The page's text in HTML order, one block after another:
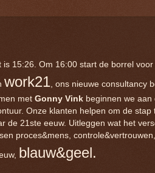
is 15:26. Om 16:00 start de borrel
work21 , ons nieuwe consultancy
met Gonny Vink beginnen we aan
Onze klanten helpen om de stap
de 21ste eeuw. Uitleggen wat het
proces&mens, controle&vertrouwen,
blauw&geel.